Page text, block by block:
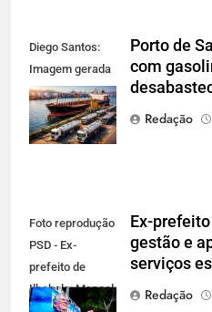
Diego Santos:
Imagem gerada
por IA para
reprodução
Porto de
com
Redação
Foto reprodução
PSD - Ex-
prefeito de
Ilhabela: Manoel
Ex-
gestão e
serviços
Redação